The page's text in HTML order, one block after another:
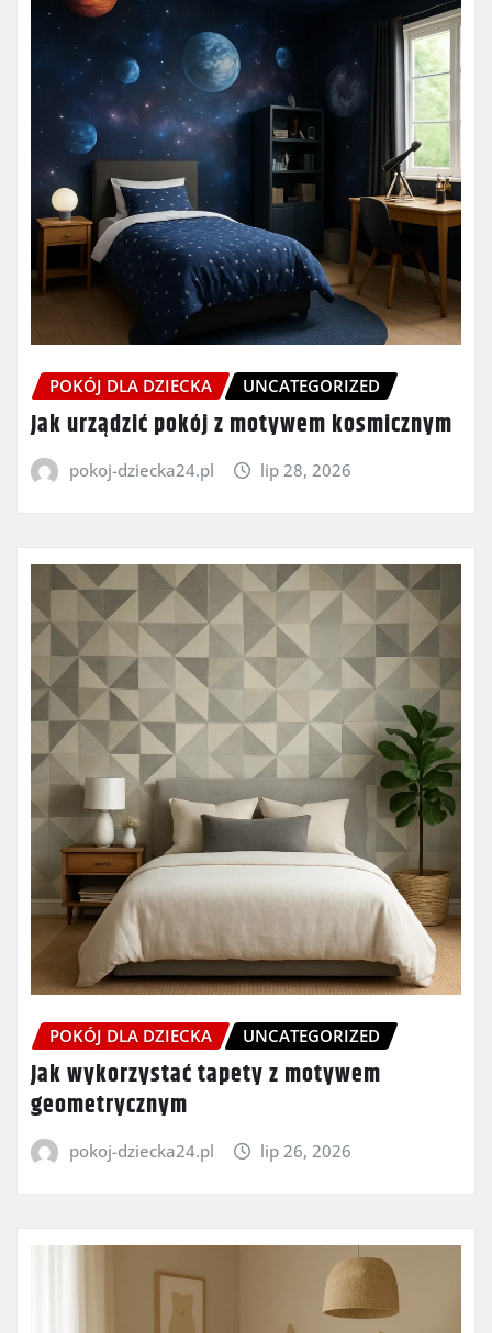
POKÓJ DLA DZIECKA UNCATEGORIZED
Jak urządzić pokój z motywem kosmicznym
pokoj-dziecka24.pl lip 28, 2026
POKÓJ DLA DZIECKA UNCATEGORIZED
Jak wykorzystać tapety z motywem
geometrycznym
pokoj-dziecka24.pl lip 26, 2026